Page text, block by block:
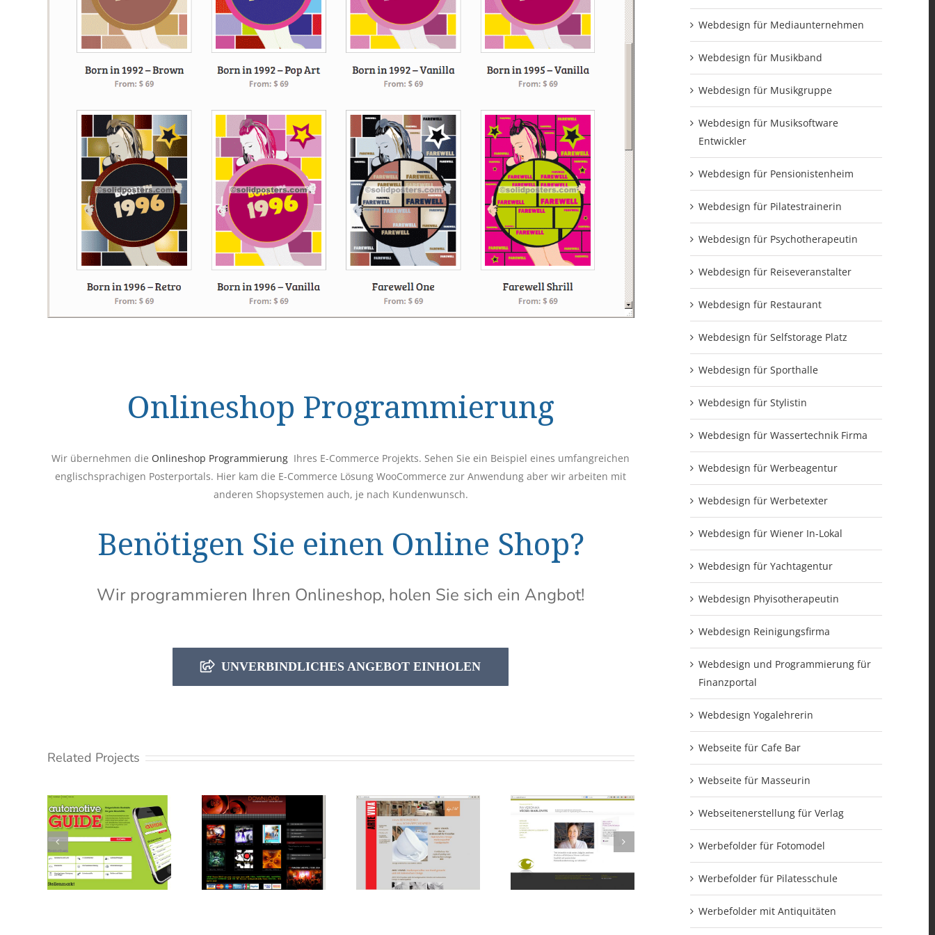
Onlineshop Programmierung
Wir übernehmen die Onlineshop Programmierung Ihres E-Commerce Projekts. Sehen Sie ein Beispiel eines umfangreichen
englischsprachigen Posterportals. Hier kam die E-Commerce Lösung WooCommerce zur Anwendung aber wir arbeiten mit
anderen Shopsystemen auch, je nach Kundenwunsch.
Benötigen Sie einen Online Shop?
Wir programmieren Ihren Onlineshop, holen Sie sich ein Angbot!
UNVERBINDLICHES ANGEBOT EINHOLEN
Related Projects
Webdesign für Mediaunternehmen
Webdesign für Musikband
Webdesign für Musikgruppe
Webdesign für Musiksoftware
Entwickler
Webdesign für Pensionistenheim
Webdesign für Pilatestrainerin
Webdesign für Psychotherapeutin
Webdesign für Reiseveranstalter
Webdesign für Restaurant
Webdesign für Selfstorage Platz
Webdesign für Sporthalle
Webdesign für Stylistin
Webdesign für Wassertechnik Firma
Webdesign für Werbeagentur
Webdesign für Werbetexter
Webdesign für Wiener In-Lokal
Webdesign für Yachtagentur
Webdesign Phyisotherapeutin
Webdesign Reinigungsfirma
Webdesign und Programmierung für
Finanzportal
Webdesign Yogalehrerin
Webseite für Cafe Bar
Webseite für Masseurin
Webseitenerstellung für Verlag
Werbefolder für Fotomodel
Werbefolder für Pilatesschule
Werbefolder mit Antiquitäten